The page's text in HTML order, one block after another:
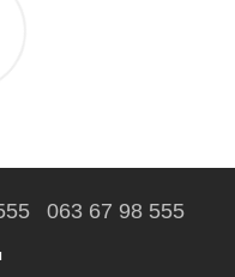
063 67 98 555